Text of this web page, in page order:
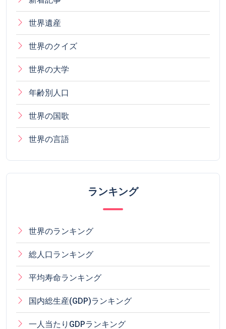
世界遺産
世界のクイズ
世界の大学
年齢別人口
世界の国歌
世界の言語
ランキング
世界のランキング
総人口ランキング
平均寿命ランキング
国内総生産(GDP)ランキング
一人当たりGDPランキング